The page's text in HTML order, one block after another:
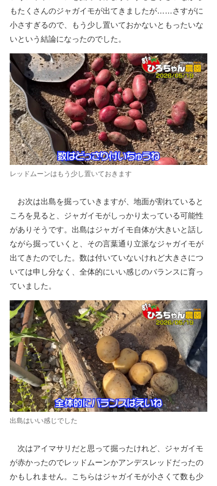
もたくさんのジャガイモが出てきましたが……さすがに
小さすぎるので、もう少し置いておかないともったいな
いという結論になったのでした。
レッドムーンはもう少し置いておきます
お次は出島を掘っていきますが、地面が割れていると
ころを見ると、ジャガイモがしっかり太っている可能性
がありそうです。出島はジャガイモ自体が大きいと話し
ながら掘っていくと、その言葉通り立派なジャガイモが
出てきたのでした。数は付いていないけれど大きさにつ
いては申し分なく、全体的にいい感じのバランスに育っ
ていました。
出島はいい感じでした
次はアイマサリだと思って掘ったけれど、ジャガイモ
が赤かったのでレッドムーンかアンデスレッドだったの
かもしれません。こちらはジャガイモが小さくて数も少